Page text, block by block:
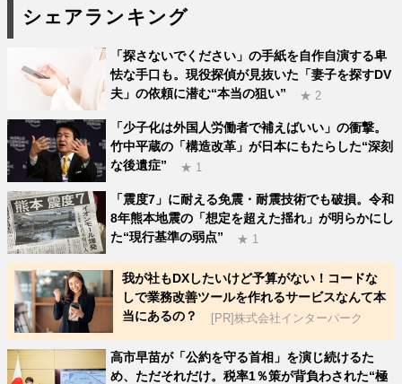
シェアランキング
「探さないでください」の手紙を自作自演する卑
怯な手口も。現役探偵が見抜いた「妻子を探すDV
夫」の依頼に潜む“本当の狙い”
★ 2
「少子化は外国人労働者で補えばいい」の衝撃。
竹中平蔵の「構造改革」が日本にもたらした“深刻
な後遺症”
★ 1
「震度7」に耐える免震・耐震技術でも破損。令和
8年熊本地震の「想定を超えた揺れ」が明らかにし
た“現行基準の弱点”
★ 1
我が社もDXしたいけど予算がない！コードな
しで業務改善ツールを作れるサービスなんて本
当にあるの？
[PR]株式会社インターパーク
高市早苗が「公約を守る首相」を演じ続けるた
め、ただそれだけ。税率1％策が背負わされた“極